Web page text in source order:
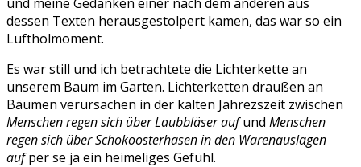
dessen Texten herausgestolpert kamen, das war so ein
Luftholmoment.
Es war still und ich betrachtete die Lichterkette an
unserem Baum im Garten. Lichterketten draußen an
Bäumen verursachen in der kalten Jahrezszeit zwischen
Menschen regen sich über Laubbläser aufund Menschen
regen sich über Schokoosterhasen in den Warenauslagen
aufper se ja ein heimeliges Gefühl.